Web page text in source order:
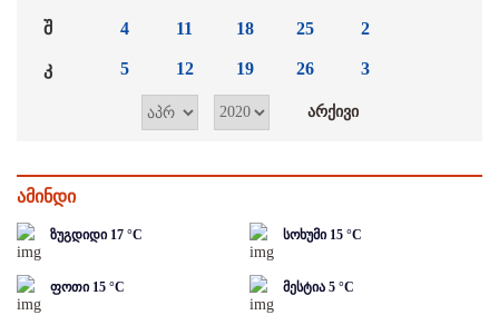
შ
კ
4
5
11
12
18
19
25
26
2
3
ამინდი
ზუგდიდი 17 °C სოხუმი 15 °C
ფოთი 15 °C მესტია 5 °C